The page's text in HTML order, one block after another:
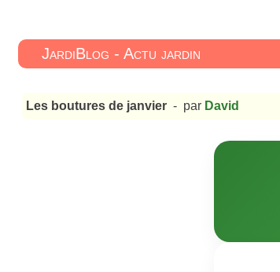
JardiBlog - Actu jardin
Les boutures de janvier- par David